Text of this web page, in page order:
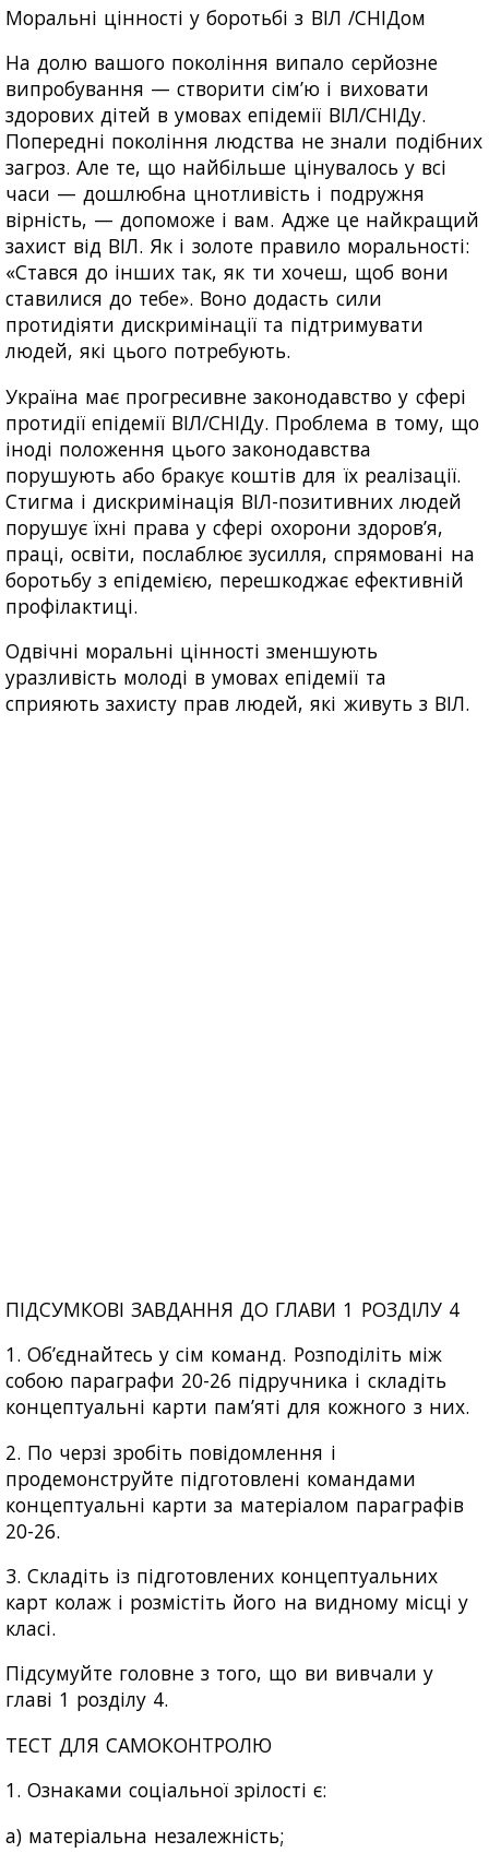
Моральні цінності у боротьбі з ВІЛ /СНІДом
На долю вашого покоління випало серйозне
випробування — створити сім’ю і виховати
здорових дітей в умовах епідемії ВІЛ/СНІДу.
Попередні покоління людства не знали подібних
загроз. Але те, що найбільше цінувалось у всі
часи — дошлюбна цнотливість і подружня
вірність, — допоможе і вам. Адже це найкращий
захист від ВІЛ. Як і золоте правило моральності:
«Стався до інших так, як ти хочеш, щоб вони
ставилися до тебе». Воно додасть сили
протидіяти дискримінації та підтримувати
людей, які цього потребують.
Україна має прогресивне законодавство у сфері
протидії епідемії ВІЛ/СНІДу. Проблема в тому, що
іноді положення цього законодавства
порушують або бракує коштів для їх реалізації.
Стигма і дискримінація ВІЛ-позитивних людей
порушує їхні права у сфері охорони здоров’я,
праці, освіти, послаблює зусилля, спрямовані на
боротьбу з епідемією, перешкоджає ефективній
профілактиці.
Одвічні моральні цінності зменшують
уразливість молоді в умовах епідемії та
сприяють захисту прав людей, які живуть з ВІЛ.
ПІДСУМКОВІ ЗАВДАННЯ ДО ГЛАВИ 1 РОЗДІЛУ 4
1. Об’єднайтесь у сім команд. Розподіліть між
собою параграфи 20-26 підручника і складіть
концептуальні карти пам’яті для кожного з них.
2. По черзі зробіть повідомлення і
продемонструйте підготовлені командами
концептуальні карти за матеріалом параграфів
20-26.
3. Складіть із підготовлених концептуальних
карт колаж і розмістіть його на видному місці у
класі.
Підсумуйте головне з того, що ви вивчали у
главі 1 розділу 4.
ТЕСТ ДЛЯ САМОКОНТРОЛЮ
1. Ознаками соціальної зрілості є:
а) матеріальна незалежність;